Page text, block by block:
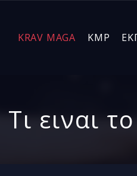
KRAV MAGA KMP
Τι ειναι